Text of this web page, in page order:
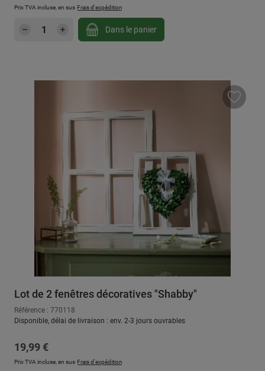
Prix TVA incluse, en sus Frais d'expédition
Quantité de produit : Entrez la quantité
Dans le panier
Lot de 2 fenêtres décoratives "Shabby"
Référence : 770118
Disponible, délai de livraison : env. 2-3 jours ouvrables
Prix régulier :
19,99 €
Prix TVA incluse, en sus Frais d'expédition